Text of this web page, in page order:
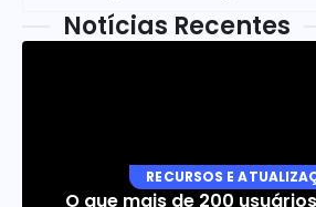
Notícias Recentes
RECURSOS E
O que mais de 200